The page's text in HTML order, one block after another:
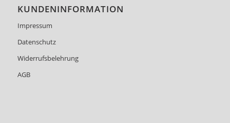
KUNDENINFORMATION
Impressum
Datenschutz
Widerrufsbelehrung
AGB